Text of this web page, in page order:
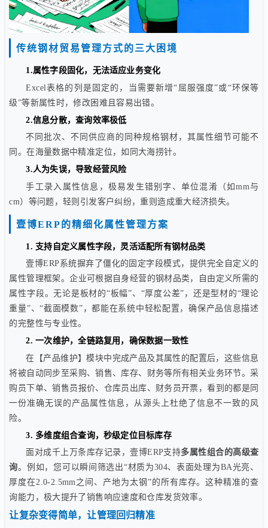
传统钢材贸易管理方式的三大困境
1.属性字段固化，无法适应业务变化
Excel表格的列是固定的，当需要新增“屈服强度”或“环保等
级”等新属性时，修改困难且容易出错。
2.信息分散，查询效率极低
不同批次、不同供应商的同种规格钢材，其属性细节可能不
同。在海量数据中精准定位，如同大海捞针。
3.人为失误，导致经营风险
手工录入属性信息，极易发生错别字、单位混淆（如mm与
cm）等问题，轻则引发客户纠纷，重则造成重大经济损失。
壹博ERP的精细化属性管理方案
1. 支持自定义属性字段，灵活适配所有钢材品类
壹博ERP系统摒弃了僵化的固定字段模式，提供完全自定义的
属性管理框架。企业可根据自身经营的钢材品类，自由定义所需的
属性字段。无论是板材的“板幅”、“厚度公差”，还是型材的“理论
重量”、“截面模数”，都能在系统中轻松配置，确保产品信息描述
的完整性与专业性。
2. 一次维护，全链路复用，确保数据一致性
在【产品维护】模块中完成产品及其属性的配置后，这些信息
将被自动同步至采购、销售、库存、财务等所有相关业务环节。采
购员下单、销售员报价、仓库员出库、财务员开票，看到的都是同
一份准确无误的产品属性信息，从源头上杜绝了信息不一致的风
险。
3. 多维度组合查询，秒级定位目标库存
面对成千上万条库存记录，壹博ERP支持多属性组合的高级查
询。例如，您可以瞬间筛选出“材质为304、表面处理为BA光亮、
厚度在2.0-2.5mm之间、产地为太钢”的所有库存。这种精准的查
询能力，极大提升了销售响应速度和仓库发货效率。
让复杂变得简单，让管理回归精准